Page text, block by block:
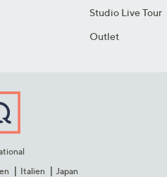
Studio Live Tour
Outlet
Italien Japan